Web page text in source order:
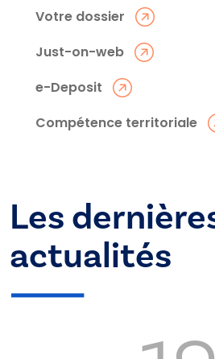
Votre dossier
Just-on-web
e-Deposit
Compétence territoriale
Les
actualités